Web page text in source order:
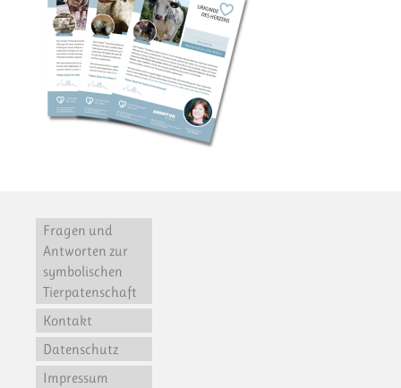
Fragen und
Antworten zur
symbolischen
Tierpatenschaft
Kontakt
Datenschutz
Impressum